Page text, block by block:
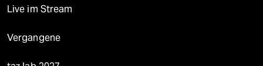
Live im Stream
Vergangene